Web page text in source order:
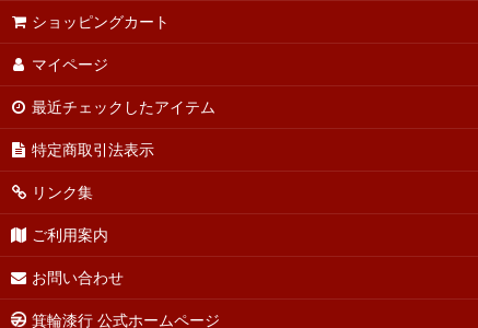
ショッピングカート
マイページ
最近チェックしたアイテム
特定商取引法表示
リンク集
ご利用案内
お問い合わせ
箕輪漆行 公式ホームページ